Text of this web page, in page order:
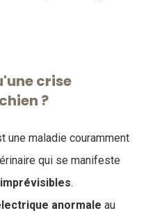
crise
?
une maladie couramment
qui se manifeste
imprévisibles.
anormale au